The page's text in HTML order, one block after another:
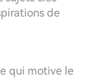
de
qui motive le